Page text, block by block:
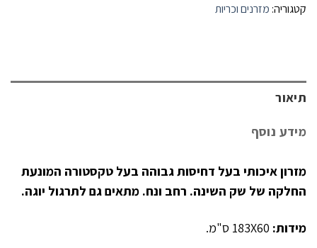
קטגוריה: מזרנים וכריות
תיאור
מידע נוסף
מזרון איכותי בעל דחיסות גבוהה בעל טקסטורה המונעת
החלקה של שק השינה. רחב ונח. מתאים גם לתרגול יוגה.
מידות: 183X60 ס"מ.